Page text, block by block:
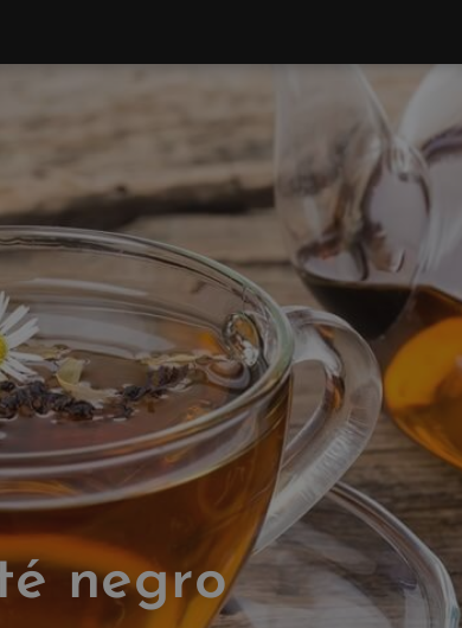
negro